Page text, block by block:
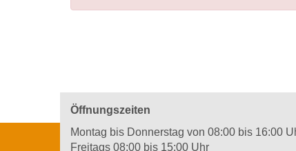
Öffnungszeiten
Montag bis Donnerstag von 08:00 bis 16:00
Freitags 08:00 bis 15:00 Uhr